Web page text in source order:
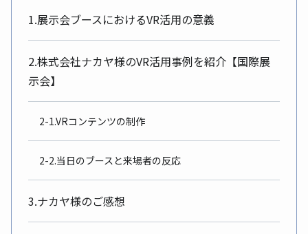
1.展示会ブースにおけるVR活用の意義
2.株式会社ナカヤ様のVR活用事例を紹介【国際展
示会】
2-1.VRコンテンツの制作
2-2.当日のブースと来場者の反応
3.ナカヤ様のご感想